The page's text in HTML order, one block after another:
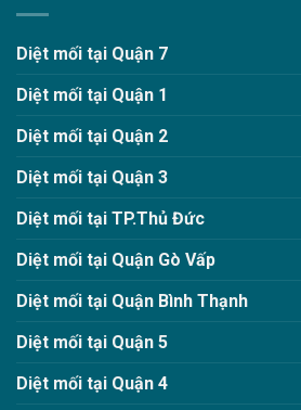
Diệt mối tại Quận 7
Diệt mối tại Quận 1
Diệt mối tại Quận 2
Diệt mối tại Quận 3
Diệt mối tại TP.Thủ Đức
Diệt mối tại Quận Gò Vấp
Diệt mối tại Quận Bình Thạnh
Diệt mối tại Quận 5
Diệt mối tại Quận 4